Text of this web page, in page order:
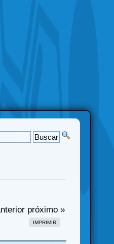
próximo »
IMPRIMIR